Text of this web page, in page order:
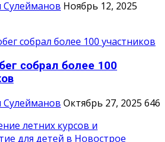
Сулейманов Ноябрь 12, 2025
собрал более 100
Сулейманов Октябрь 27, 2025 646